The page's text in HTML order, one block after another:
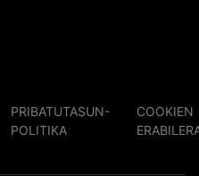
PRIBATUTASUN-
POLITIKA
COOKIEN